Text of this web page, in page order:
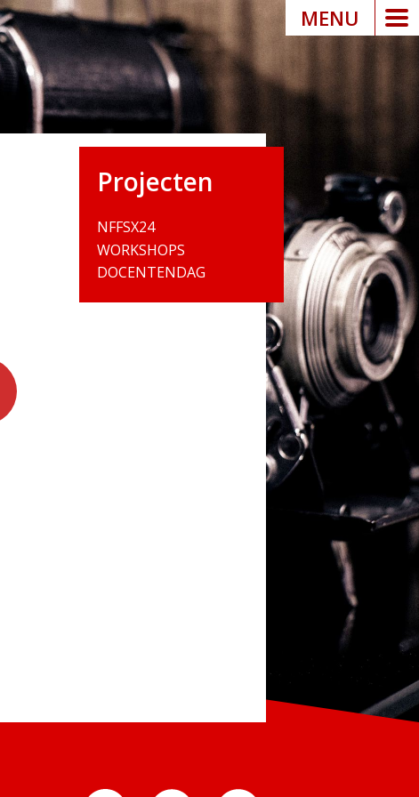
MENU
Projecten
NFFSX24
WORKSHOPS
DOCENTENDAG